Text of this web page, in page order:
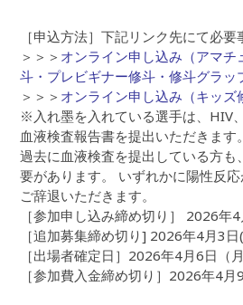
［申込方法］下記リンク先にて必要
＞＞＞ オンライン申し込み（アマチ
斗・プレビギナー修斗・修斗グラッ
＞＞＞ オンライン申し込み（キッズ
※入れ墨を入れている選手は、HIV
血液検査報告書を提出いただきます。
過去に血液検査を提出している方も
要があります。 いずれかに陽性反
ご辞退いただきます。
［参加申し込み締め切り］ 2026年4
［追加募集締め切り] 2026年4月3日
［出場者確定日］2026年4月6日（月
［参加費入金締め切り］2026年4月